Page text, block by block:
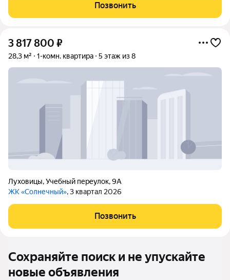
Позвонить
3 817 800 ₽
28,3 м² 1-комн. квартира 5 этаж из 8
Луховицы,Учебный переулок,9А
ЖК «Солнечный», 3 квартал 2026
Позвонить
Сохраняйте поиск и не упускайте
новые объявления